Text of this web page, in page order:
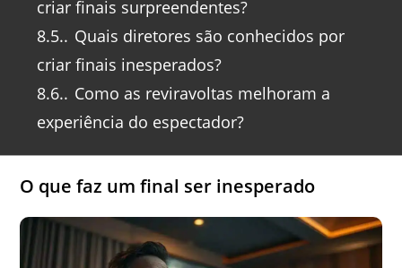
criar finais surpreendentes?
8.5. Quais diretores são conhecidos por
criar finais inesperados?
8.6. Como as reviravoltas melhoram a
experiência do espectador?
O que faz um final ser inesperado